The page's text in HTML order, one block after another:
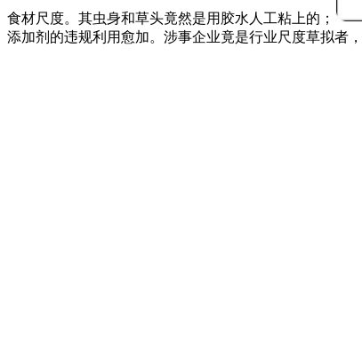
食材尺度。其虫身和草头竟然是用胶水人工粘上的；
添加剂的违规利用愈加。涉事企业竟是行业尺度草拟者